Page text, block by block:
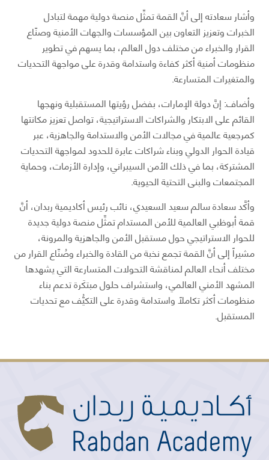
وأشار سعادته إلى أنَّ القمة تمثِّل منصة دولية مهمة لتبادل
الخبرات وتعزيز التعاون بين المؤسسات والجهات الأمنية وصنّاع
القرار والخبراء من مختلف دول العالم، بما يسهم في تطوير
منظومات أمنية أكثر كفاءة واستدامة وقدرة على مواجهة التحديات
والمتغيرات المتسارعة.
وأضاف: إنَّ دولة الإمارات، بفضل رؤيتها المستقبلية ونهجها
القائم على الابتكار والشراكات الاستراتيجية، تواصل تعزيز مكانتها
كمرجعية عالمية في مجالات الأمن والاستدامة والجاهزية، عبر
قيادة الحوار الدولي وبناء شراكات عابرة للحدود لمواجهة التحديات
المشتركة، بما في ذلك الأمن السيبراني، وإدارة الأزمات، وحماية
المجتمعات والبنى التحتية الحيوية.
وأكَّد سعادة سالم سعيد السعيدي، نائب رئيس أكاديمية ربدان، أنَّ
قمة أبوظبي العالمية للأمن المستدام تمثِّل منصة دولية جديدة
للحوار الاستراتيجي حول مستقبل الأمن والجاهزية والمرونة،
مشيراً إلى أنَّ القمة تجمع نخبة من القادة والخبراء وصُنّاع القرار من
مختلف أنحاء العالم لمناقشة التحولات المتسارعة التي يشهدها
المشهد الأمني العالمي، واستشراف حلول مبتكَرة تدعم بناء
منظومات أكثر تكاملاً واستدامة وقدرة على التكيُّف مع تحديات
المستقبل.